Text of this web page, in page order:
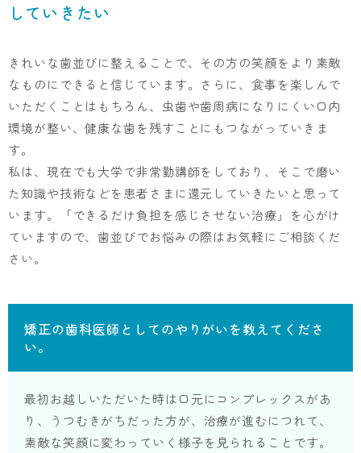
していきたい
きれいな歯並びに整えることで、その方の笑顔をより素敵
なものにできると信じています。さらに、食事を楽しんで
いただくことはもちろん、虫歯や歯周病になりにくい口内
環境が整い、健康な歯を残すことにもつながっていきま
す。
私は、現在でも大学で非常勤講師をしており、そこで磨い
た知識や技術などを患者さまに還元していきたいと思って
います。「できるだけ負担を感じさせない治療」を心がけ
ていますので、歯並びでお悩みの際はお気軽にご相談くだ
さい。
矯正の歯科医師としてのやりがいを教えてくださ
い。
最初お越しいただいた時は口元にコンプレックスがあ
り、うつむきがちだった方が、治療が進むにつれて、
素敵な笑顔に変わっていく様子を見られることです。